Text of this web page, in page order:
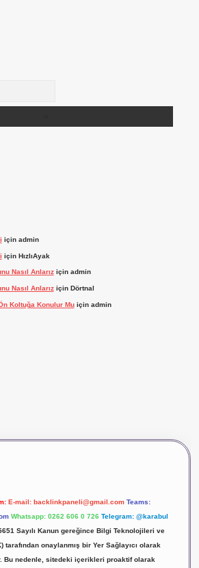
için admin
için HızlıAyak
Nasıl Anlarıziçin admin
Nasıl Anlarıziçin Dörtnal
Koltuğa Konulur Muiçin admin
E-mail: backlinkpaneli@gmail.com Teams:
Whatsapp: 0262 606 0 726 Telegram: @karabul
Sayılı Kanun gereğince Bilgi Teknolojileri ve
tarafından onaylanmış bir Yer Sağlayıcı olarak
Bu nedenle, sitedeki içerikleri proaktif olarak